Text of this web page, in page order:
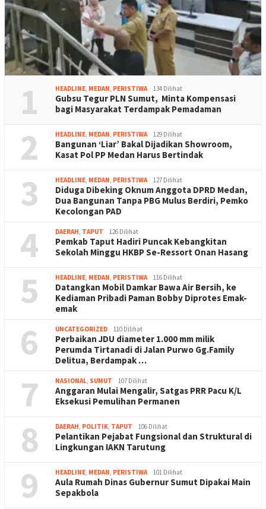
1 HEADLINE, MEDAN, PERISTIWA 134 Dilihat
Gubsu Tegur PLN Sumut, Minta Kompensasi
bagi Masyarakat Terdampak Pemadaman
2 HEADLINE, MEDAN, PERISTIWA 129 Dilihat
Bangunan ‘Liar’ Bakal Dijadikan Showroom,
Kasat Pol PP Medan Harus Bertindak
3 HEADLINE, MEDAN, PERISTIWA 127 Dilihat
Diduga Dibeking Oknum Anggota DPRD Medan,
Dua Bangunan Tanpa PBG Mulus Berdiri, Pemko
Kecolongan PAD
4 DAERAH, TAPUT 126 Dilihat
Pemkab Taput Hadiri Puncak Kebangkitan
Sekolah Minggu HKBP Se-Ressort Onan Hasang
5 HEADLINE, MEDAN, PERISTIWA 116 Dilihat
Datangkan Mobil Damkar Bawa Air Bersih, ke
Kediaman Pribadi Paman Bobby Diprotes Emak-
emak
6 UNCATEGORIZED 110 Dilihat
Perbaikan JDU diameter 1.000 mm milik
Perumda Tirtanadi di Jalan Purwo Gg.Family
Delitua, Berdampak …
7 NASIONAL, SUMUT 107 Dilihat
Anggaran Mulai Mengalir, Satgas PRR Pacu K/L
Eksekusi Pemulihan Permanen
8 DAERAH, POLITIK, TAPUT 106 Dilihat
Pelantikan Pejabat Fungsional dan Struktural di
Lingkungan IAKN Tarutung
9 HEADLINE, MEDAN, PERISTIWA 101 Dilihat
Aula Rumah Dinas Gubernur Sumut Dipakai Main
Sepakbola